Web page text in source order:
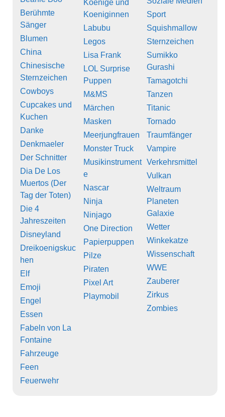
Berühmte
Sänger
Blumen
China
Chinesische
Sternzeichen
Cowboys
Cupcakes und
Kuchen
Danke
Denkmaeler
Der Schnitter
Dia De Los
Muertos (Der
Tag der Toten)
Die 4
Jahreszeiten
Disneyland
Dreikoenigskuc
hen
Elf
Emoji
Engel
Essen
Fabeln von La
Fontaine
Fahrzeuge
Feen
Feuerwehr
Koenige und
Koeniginnen
Labubu
Legos
Lisa Frank
LOL Surprise
Puppen
M&MS
Märchen
Masken
Meerjungfrauen
Monster Truck
Musikinstrument
e
Nascar
Ninja
Ninjago
One Direction
Papierpuppen
Pilze
Piraten
Pixel Art
Playmobil
Sport
Squishmallow
Sternzeichen
Sumikko
Gurashi
Tamagotchi
Tanzen
Titanic
Tornado
Traumfänger
Vampire
Verkehrsmittel
Vulkan
Weltraum
Planeten
Galaxie
Wetter
Winkekatze
Wissenschaft
WWE
Zauberer
Zirkus
Zombies